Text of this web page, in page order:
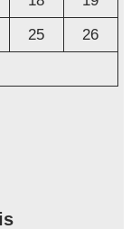
25
26